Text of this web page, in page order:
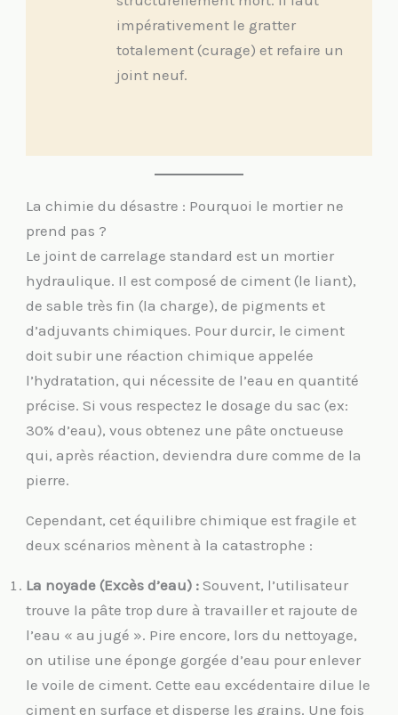
impérativement le gratter
totalement (curage) et refaire un
joint neuf.
La chimie du désastre : Pourquoi le mortier ne
prend pas ?
Le joint de carrelage standard est un mortier
hydraulique. Il est composé de ciment (le liant),
de sable très fin (la charge), de pigments et
d’adjuvants chimiques. Pour durcir, le ciment
doit subir une réaction chimique appelée
l’hydratation, qui nécessite de l’eau en quantité
précise. Si vous respectez le dosage du sac (ex:
30% d’eau), vous obtenez une pâte onctueuse
qui, après réaction, deviendra dure comme de la
pierre.
Cependant, cet équilibre chimique est fragile et
deux scénarios mènent à la catastrophe :
La noyade (Excès d’eau) : Souvent, l’utilisateur
trouve la pâte trop dure à travailler et rajoute de
l’eau « au jugé ». Pire encore, lors du nettoyage,
on utilise une éponge gorgée d’eau pour enlever
le voile de ciment. Cette eau excédentaire dilue le
ciment en surface et disperse les grains. Une fois